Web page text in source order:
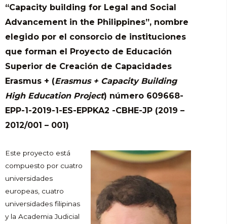
“Capacity building for Legal and Social
Advancement in the Philippines”, nombre
elegido por el consorcio de instituciones
que forman el Proyecto de Educación
Superior de Creación de Capacidades
Erasmus + (Erasmus + Capacity Building
High Education Project) número 609668-
EPP-1-2019-1-ES-EPPKA2 -CBHE-JP (2019 –
2012/001 – 001)
Este proyecto está
compuesto por cuatro
universidades
europeas, cuatro
universidades filipinas
y la Academia Judicial